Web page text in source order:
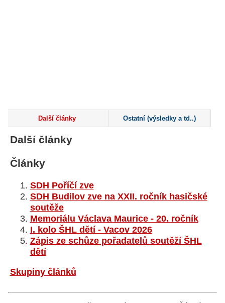
Další články Ostatní (výsledky a td..)
Další články
Články
SDH Poříčí zve
SDH Budilov zve na XXII. ročník hasičské
soutěže
Memoriálu Václava Maurice - 20. ročník
I. kolo ŠHL dětí - Vacov 2026
Zápis ze schůze pořadatelů soutěží ŠHL
dětí
Skupiny článků